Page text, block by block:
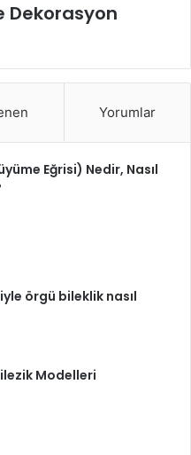
Dekorasyon
Yorumlar
Eğrisi) Nedir, Nasıl
örgü bileklik nasıl
Modelleri